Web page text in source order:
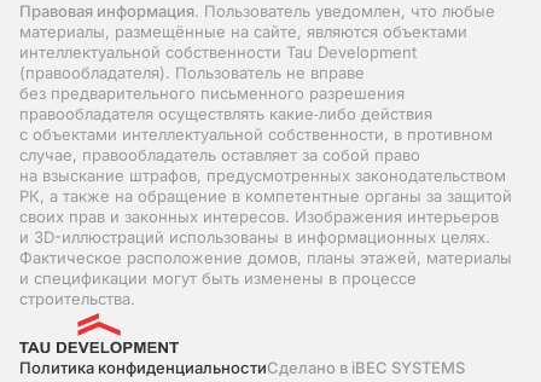
Правовая информация. Пользователь уведомлен, что любые
материалы, размещённые на сайте, являются объектами
интеллектуальной собственности Tau Development
(правообладателя). Пользователь не вправе
без предварительного письменного разрешения
правообладателя осуществлять какие‑либо действия
с объектами интеллектуальной собственности, в противном
случае, правообладатель оставляет за собой право
на взыскание штрафов, предусмотренных законодательством
РК, а также на обращение в компетентные органы за защитой
своих прав и законных интересов. Изображения интерьеров
и 3D-иллюстраций использованы в информационных целях.
Фактическое расположение домов, планы этажей, материалы
и спецификации могут быть изменены в процессе
строительства.
Политика конфиденциальностиСделано в iBEC SYSTEMS